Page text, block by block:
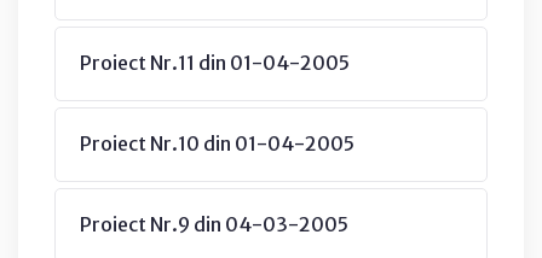
Proiect Nr.11 din 01-04-2005
Proiect Nr.10 din 01-04-2005
Proiect Nr.9 din 04-03-2005